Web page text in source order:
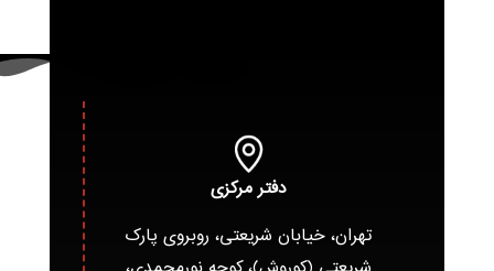
دفتر مرکزی
تهران، خیابان شریعتی، روبروی پارک